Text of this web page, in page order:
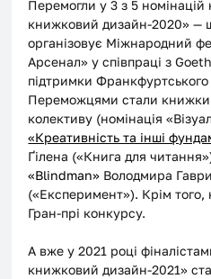
Перемогли у 3 з 5
книжковий дизайн-2020» —
організовує Міжнародний
Арсенал» у співпраці з
підтримки
Переможцями стали
колективу (номінація
«Креативність та інші
Ґілена («Книга для
«Blindman» Володмира
(«Експеримент»). Крім
Гран-прі конкурсу.
А вже у 2021 році
книжковий дизайн-2021»